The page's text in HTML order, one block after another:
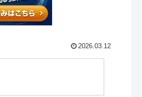
2026.03.12